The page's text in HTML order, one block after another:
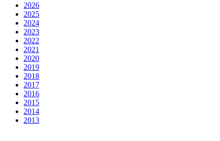
2026
2025
2024
2023
2022
2021
2020
2019
2018
2017
2016
2015
2014
2013